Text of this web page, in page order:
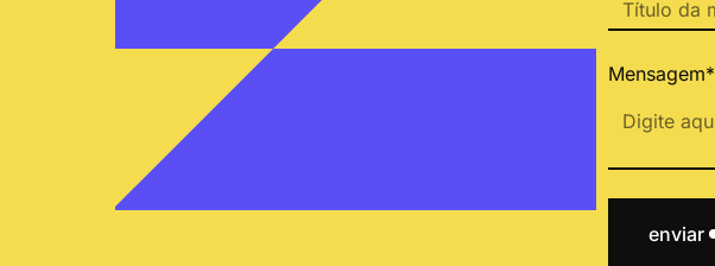
Mensagem*
enviar